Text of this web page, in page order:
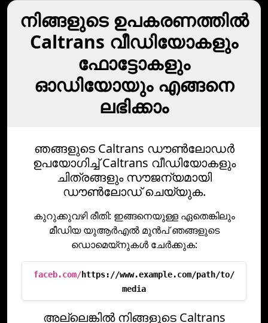
നിങ്ങളുടെ ഉപകരണത്തില്‍
Caltrans വീഡിയോകളും
ഫോട്ടോകളും
ഓഡിയോയും എങ്ങനെ
ലഭിക്കാം
ഞങ്ങളുടെ Caltrans ഡൗൺലോഡർ
ഉപയോഗിച്ച് Caltrans വീഡിയോകളും
ചിത്രങ്ങളും സൗജന്യമായി
ഡൗൺലോഡ് ചെയ്യുക.
കുറുക്കുവഴി രീതി: ഇങ്ങനെയുള്ള ഏതെങ്കിലും
മീഡിയ യുആര്‍എല്‍ മുന്‍പ് ഞങ്ങളുടെ
ഡൊമെയ്നുകള്‍ ചേര്‍ക്കുക:
faceb.com/https://www.example.com/path/to/
media
അല്ലെങ്കില്‍ നിങ്ങളുടെ Caltrans